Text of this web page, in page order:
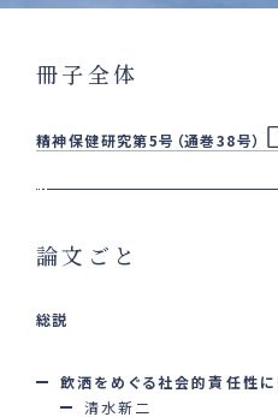
冊子全体
精神保健研究第5号（通巻38号）
論文ごと
総説
飲洒をめぐる社会的責任性
清水新二